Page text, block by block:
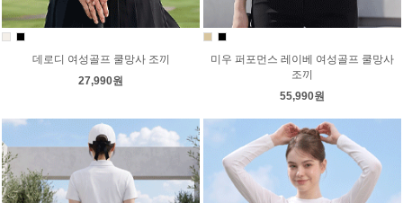
데로디 여성골프 쿨망사 조끼
27,990원
미우 퍼포먼스 레이베 여성골프 쿨망사
조끼
55,990원